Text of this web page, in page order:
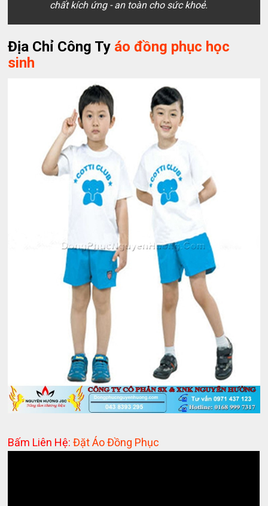
chất kích ứng - an toàn cho sức khoẻ.
Địa Chỉ Công Ty áo đồng phục học
sinh
Bấm Liên Hệ:Đặt Áo Đồng Phục